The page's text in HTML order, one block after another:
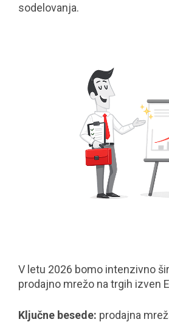
sodelovanja.
V letu 2026 bomo intenzivno
prodajno mrežo na trgih izven
Ključne besede: prodajna